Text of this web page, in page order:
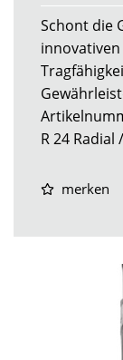
Schont die
R 24 Radial
merken